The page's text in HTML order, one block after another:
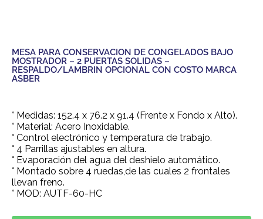
MESA PARA CONSERVACION DE CONGELADOS BAJO
MOSTRADOR – 2 PUERTAS SOLIDAS –
RESPALDO/LAMBRIN OPCIONAL CON COSTO MARCA
ASBER
° Medidas: 152.4 x 76.2 x 91.4 (Frente x Fondo x Alto).
° Material: Acero Inoxidable.
° Control electrónico y temperatura de trabajo.
° 4 Parrillas ajustables en altura.
° Evaporación del agua del deshielo automático.
° Montado sobre 4 ruedas,de las cuales 2 frontales
llevan freno.
° MOD: AUTF-60-HC